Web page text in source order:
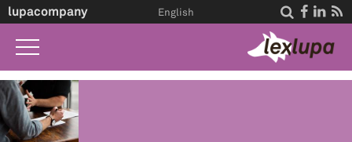
lupacompany    
English
Home